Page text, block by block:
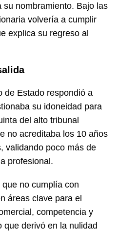
su nombramiento. Bajo las
volvería a cumplir
explica su regreso al
de Estado respondió a
su idoneidad para
del alto tribunal
no acreditaba los 10 años
validando poco más de
profesional.
no cumplía con
áreas clave para el
competencia y
que derivó en la nulidad